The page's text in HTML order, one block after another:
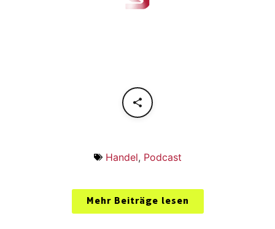
Handel, Podcast
Mehr Beiträge lesen